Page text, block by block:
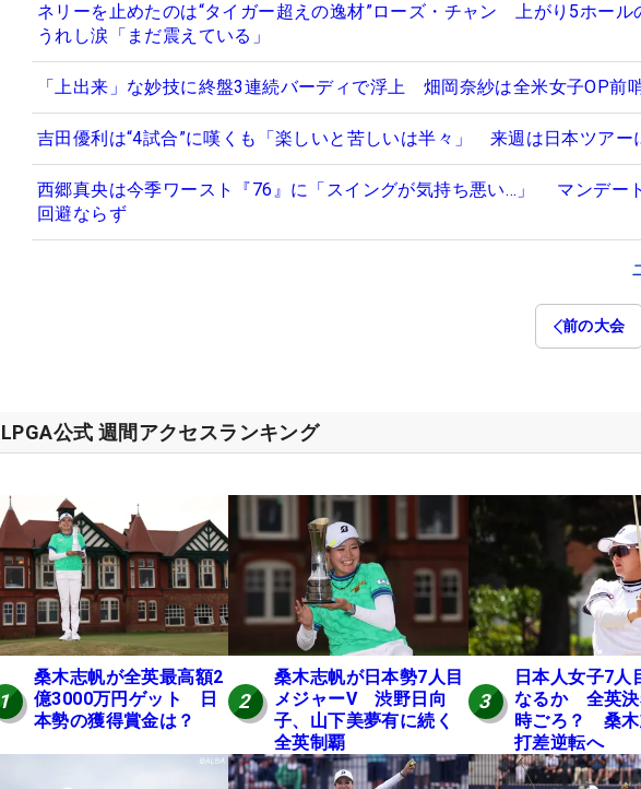
ネリーを止めたのは“タイガー超えの逸材”ローズ・チャン 上がり5ホール
うれし涙「まだ震えている」
「上出来」な妙技に終盤3連続バーディで浮上 畑岡奈紗は全米女子OP前
吉田優利は“4試合”に嘆くも「楽しいと苦しいは半々」 来週は日本ツアー
西郷真央は今季ワースト『76』に「スイングが気持ち悪い…」 マンデー
回避ならず
前の大会
LPGA公式 週間アクセスランキング
1
桑木志帆が全英最高額2
億3000万円ゲット 日
本勢の獲得賞金は？
2
桑木志帆が日本勢7人目
メジャーV 渋野日向
子、山下美夢有に続く
全英制覇
3
日本人女子7人
なるか 全英決
時ごろ？ 桑木
打差逆転へ